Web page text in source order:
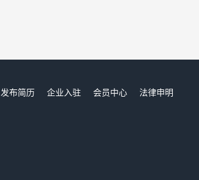
发布简历 企业入驻 会员中心
法律申明